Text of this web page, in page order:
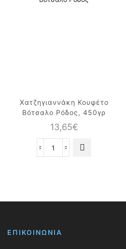
Χατζηγιαννάκη Κουφέτο
Βότσαλο Ρόδος, 450γρ
13,65€
Χατζηγιαννάκη
ποσότητα
ΕΠΙΚΟΙΝΩΝΙΑ